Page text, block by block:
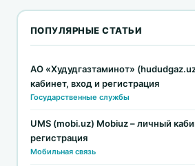
ПОПУЛЯРНЫЕ СТАТЬИ
АО «Худудгазтаминот»
кабинет, вход и регистрация
Государственные службы
UMS (mobi.uz) Mobiuz – личный
регистрация
Мобильная связь